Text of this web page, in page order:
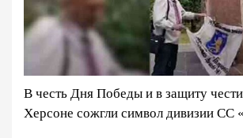
В честь Дня Победы и в защиту
Херсоне сожгли символ дивизии СС